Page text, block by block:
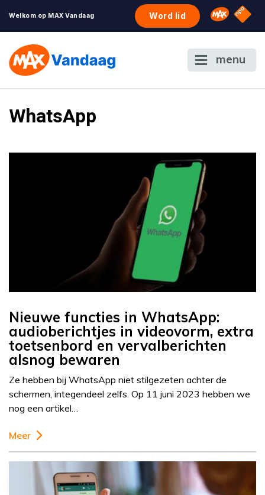
Welkom op MAX Vandaag Word lid Omroep
NPO
menu
WhatsApp
Nieuwe functies in WhatsApp:
audioberichtjes in videovorm, extra
toetsenbord en vervalberichten
alsnog bewaren
Ze hebben bij WhatsApp niet stilgezeten achter de
schermen, integendeel zelfs. Op 11 juni 2023 hebben we
nog een artikel…
Meer